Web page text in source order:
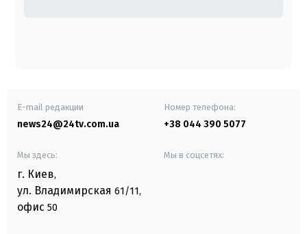
E-mail редакции
news24@24tv.com.ua
Номер телефона:
+38 044 390 5077
Мы здесь:
г. Киев,
ул. Владимирская 61/11,
офис 50
Мы в соцсетях: